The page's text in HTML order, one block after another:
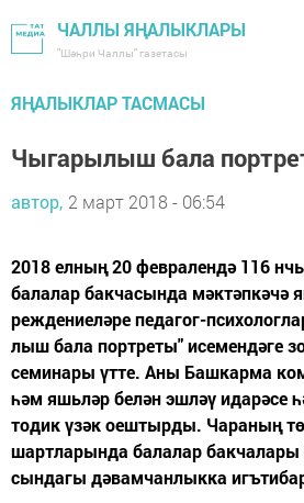
ЧАЛЛЫ ЯҢАЛЫКЛАРЫ
"Шәһри Чаллы" газетасы
ЯҢАЛЫКЛАР ТАСМАСЫ
Чыгарылыш бала
автор, 2 март 2018 - 06:54
2018 ел­ның 20 фев­ра­лен­дә 116
ба­ла­лар бак­ча­сын­да мәк­тәп­кә­чә
реж­де­ни­е­лә­ре пе­да­гог-
лыш ба­ла порт­ре­ты" исе­мен­дә­ге
се­ми­на­ры үт­те. Аны Баш­кар­ма
һәм яшь­ләр бе­лән эш­ләү
то­дик үзәк оеш­тыр­ды. Ча­ра­ның
шарт­ла­рын­да ба­ла­лар
сын­да­гы дә­вам­чан­лык­ка